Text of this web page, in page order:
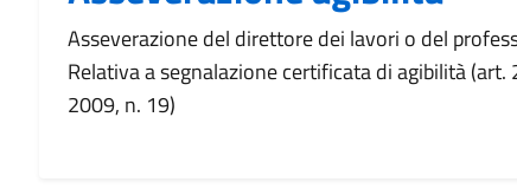
Asseverazione del direttore dei lavori o del
Relativa a segnalazione certificata di agibilità (art.
2009, n. 19)